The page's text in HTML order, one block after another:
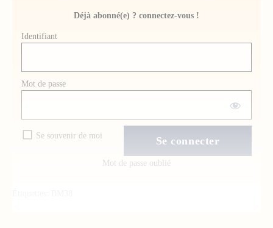
Déjà abonné(e) ? connectez-vous !
Identifiant
Mot de passe
Se souvenir de moi
Mot de passe oublié